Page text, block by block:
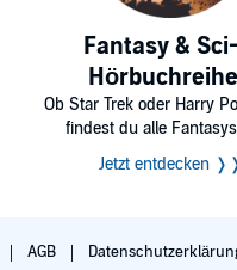
Fantasy &
Ob Star Trek oder Harry
findest du alle
Jetzt entdecken
AGB